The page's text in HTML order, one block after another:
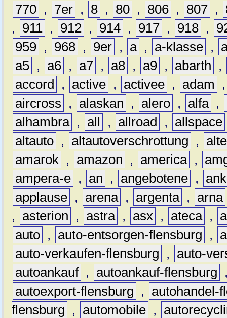
770 , 7er , 8 , 80 , 806 , 807 ,
,
911 , 912 , 914 , 917 , 918 ,
959 , 968 , 9er , a , a-klasse ,
a5 , a6 , a7 , a8 , a9 , abarth
,
accord
, active , activee , adam
aircross
, alaskan , alero , alfa ,
alhambra , all , allroad , allspace
altauto , altautoverschrottung ,
amarok , amazon , america ,
ampera-e , an , angebotene ,
applause , arena , argenta , arna
,
asterion , astra , asx , ateca ,
auto , auto-entsorgen-flensburg ,
auto-verkaufen-flensburg
,
auto-
autoankauf , autoankauf-flensburg
autoexport-flensburg
,
autohandel-
flensburg
, automobile ,